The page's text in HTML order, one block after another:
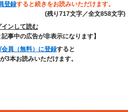
登録すると続きをお読みいただけます。
(残り717文字／全文858文字)
インして読む
事中の広告が非表示になります】
会員（無料）に登録すると
3本お読みいただけます。